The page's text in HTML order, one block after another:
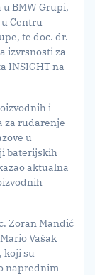
BMW Grupi,
Centru
te doc. dr.
izvrsnosti za
INSIGHT na
i
za rudarenje
u
baterijskih
aktualna
Zoran Mandić
Vašak
koji su
naprednim